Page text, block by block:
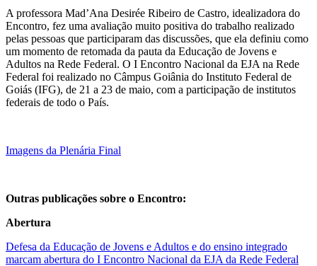
A professora Mad’Ana Desirée Ribeiro de Castro, idealizadora do
Encontro, fez uma avaliação muito positiva do trabalho realizado
pelas pessoas que participaram das discussões, que ela definiu como
um momento de retomada da pauta da Educação de Jovens e
Adultos na Rede Federal. O I Encontro Nacional da EJA na Rede
Federal foi realizado no Câmpus Goiânia do Instituto Federal de
Goiás (IFG), de 21 a 23 de maio, com a participação de institutos
federais de todo o País.
Imagens da Plenária Final
Outras publicações sobre o Encontro:
Abertura
Defesa da Educação de Jovens e Adultos e do ensino integrado
marcam abertura do I Encontro Nacional da EJA da Rede Federal